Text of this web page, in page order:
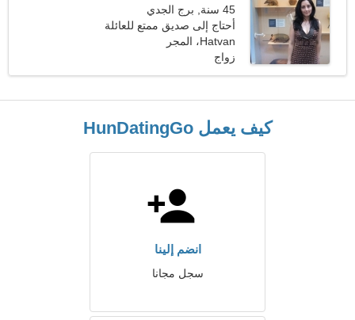
45 سنة, برج الجدي
أحتاج إلى صديق ممتع للعائلة
Hatvan، المجر
زواج
كيف يعمل HunDatingGo
انضم إلينا
سجل مجانا